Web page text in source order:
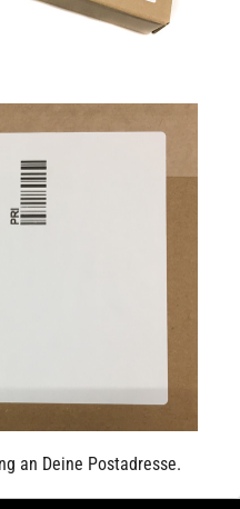
an Deine Postadresse.